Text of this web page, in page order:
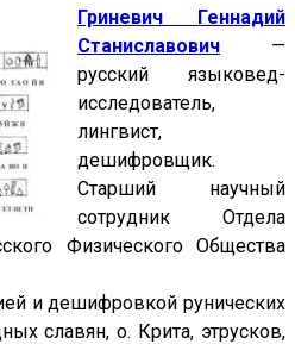
Гриневич Геннадий
Станиславович —
русский языковед-
исследователь,
лингвист,
дешифровщик.
Старший научный
сотрудник Отдела
Физического Общества
и дешифровкой рунических
славян, о. Крита, этрусков,